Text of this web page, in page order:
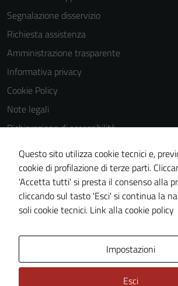
Segnalazione disservizio
Richiesta assistenza
Amministrazione trasparente
Informativa privacy
Cookie Policy
Note legali
Dichiarazione di accessibilità
Dichiarazione di accessibilità Servizi
Whistleblowing
Piano di miglioramento del sito
Area riservata
Questo sito utilizza cookie tecnici e,
cookie di profilazione di terze parti.
'Accetta tutti' si presta il consenso alla
cliccando sul tasto 'Esci' si continua la
soli cookie tecnici. Link alla cookie policy
Impostazioni
Esci